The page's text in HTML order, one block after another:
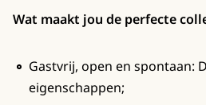
Wat maakt jou de perfecte
Gastvrij, open en spontaan:
eigenschappen;